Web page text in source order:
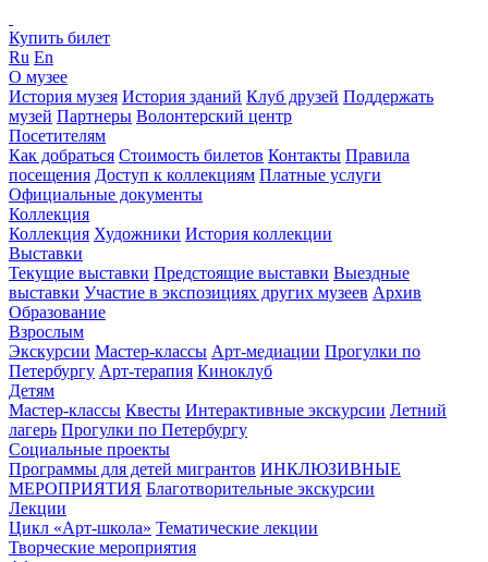
Купить билет
Ru En
О музее
История музея История зданий Клуб друзей Поддержать
музей Партнеры Волонтерский центр
Посетителям
Как добраться Стоимость билетов Контакты Правила
посещения Доступ к коллекциям Платные услуги
Официальные документы
Коллекция
Коллекция Художники История коллекции
Выставки
Текущие выставки Предстоящие выставки Выездные
выставки Участие в экспозициях других музеев Архив
Образование
Взрослым
Экскурсии Мастер-классы Арт-медиации Прогулки по
Петербургу Арт-терапия Киноклуб
Детям
Мастер-классы Квесты Интерактивные экскурсии Летний
лагерь Прогулки по Петербургу
Социальные проекты
Программы для детей мигрантов ИНКЛЮЗИВНЫЕ
МЕРОПРИЯТИЯ Благотворительные экскурсии
Лекции
Цикл «Арт-школа» Тематические лекции
Творческие мероприятия